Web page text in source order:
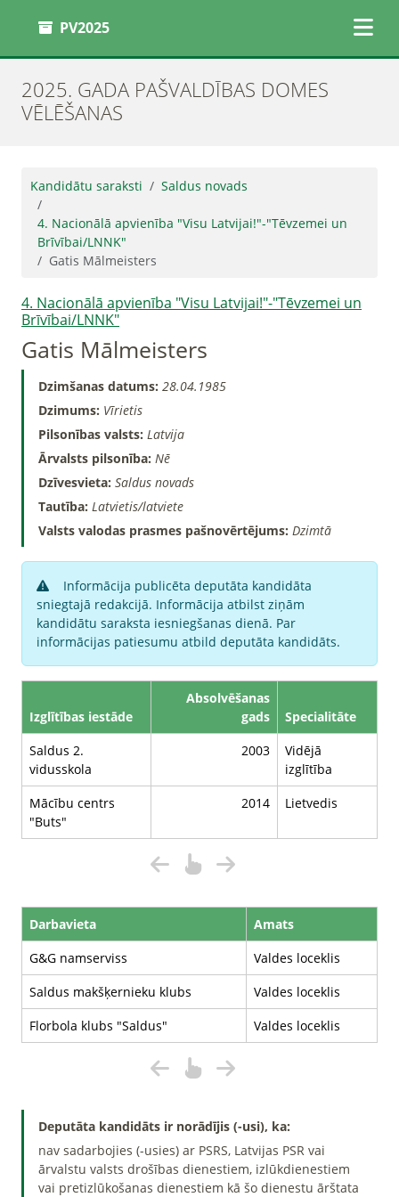
PV2025
2025. GADA PAŠVALDĪBAS DOMES
VĒLĒŠANAS
Kandidātu saraksti Saldus novads
4. Nacionālā apvienība "Visu Latvijai!"-"Tēvzemei un
Brīvībai/LNNK"
Gatis Mālmeisters
4. Nacionālā apvienība "Visu Latvijai!"-"Tēvzemei un
Brīvībai/LNNK"
Gatis Mālmeisters
Dzimšanas datums: 28.04.1985
Dzimums: Vīrietis
Pilsonības valsts: Latvija
Ārvalsts pilsonība: Nē
Dzīvesvieta: Saldus novads
Tautība: Latvietis/latviete
Valsts valodas prasmes pašnovērtējums: Dzimtā
Informācija publicēta deputāta kandidāta
sniegtajā redakcijā. Informācija atbilst ziņām
kandidātu saraksta iesniegšanas dienā. Par
informācijas patiesumu atbild deputāta kandidāts.
Izglītības iestāde
Absolvēšanas
gads
Specialitāte
Saldus 2.
vidusskola
2003
Vidējā
izglītība
Mācību centrs
"Buts"
2014 Lietvedis
Darbavieta
Amats
G&G namserviss
Valdes loceklis
Saldus makšķernieku klubs
Valdes loceklis
Florbola klubs "Saldus"
Valdes loceklis
Deputāta kandidāts ir norādījis (-usi), ka:
nav sadarbojies (-usies) ar PSRS, Latvijas PSR vai
ārvalstu valsts drošības dienestiem, izlūkdienestiem
vai pretizlūkošanas dienestiem kā šo dienestu ārštata